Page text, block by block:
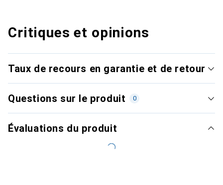
Critiques et opinions
Taux de recours en garantie et de retour
Questions sur le produit 0
Évaluations du produit